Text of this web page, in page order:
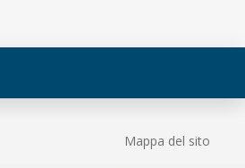
Mappa del sito